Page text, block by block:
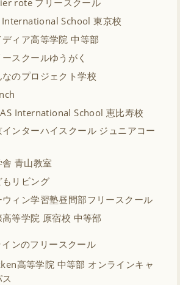
International School 東京校
ディア高等学院 中等部
スクールゆうがく
なのプロジェクト学校
International School 恵比寿校
インターハイスクール ジュニアコー
青山教室
もリビング
ウィン学習塾昼間部フリースクール
高等学院 原宿校 中等部
ンのフリースクール
高等学院 中等部 オンラインキャ